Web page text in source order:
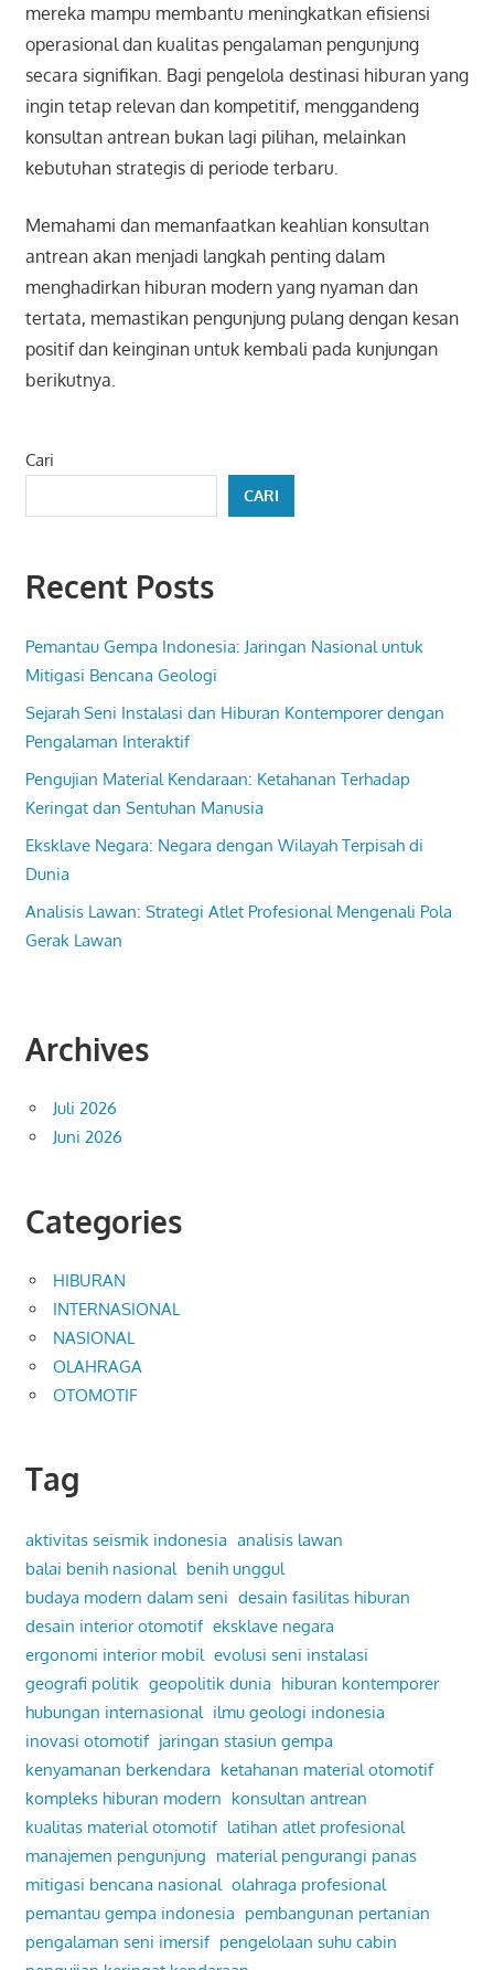
mereka mampu membantu meningkatkan efisiensi
operasional dan kualitas pengalaman pengunjung
secara signifikan. Bagi pengelola destinasi hiburan yang
ingin tetap relevan dan kompetitif, menggandeng
konsultan antrean bukan lagi pilihan, melainkan
kebutuhan strategis di periode terbaru.
Memahami dan memanfaatkan keahlian konsultan
antrean akan menjadi langkah penting dalam
menghadirkan hiburan modern yang nyaman dan
tertata, memastikan pengunjung pulang dengan kesan
positif dan keinginan untuk kembali pada kunjungan
berikutnya.
Cari
CARI
Recent Posts
Pemantau Gempa Indonesia: Jaringan Nasional untuk
Mitigasi Bencana Geologi
Sejarah Seni Instalasi dan Hiburan Kontemporer dengan
Pengalaman Interaktif
Pengujian Material Kendaraan: Ketahanan Terhadap
Keringat dan Sentuhan Manusia
Eksklave Negara: Negara dengan Wilayah Terpisah di
Dunia
Analisis Lawan: Strategi Atlet Profesional Mengenali Pola
Gerak Lawan
Archives
Juli 2026
Juni 2026
Categories
HIBURAN
INTERNASIONAL
NASIONAL
OLAHRAGA
OTOMOTIF
Tag
aktivitas seismik indonesia analisis lawan
balai benih nasional benih unggul
budaya modern dalam seni desain fasilitas hiburan
desain interior otomotif eksklave negara
ergonomi interior mobil evolusi seni instalasi
geografi politik geopolitik dunia hiburan kontemporer
hubungan internasional ilmu geologi indonesia
inovasi otomotif jaringan stasiun gempa
kenyamanan berkendara ketahanan material otomotif
kompleks hiburan modern konsultan antrean
kualitas material otomotif latihan atlet profesional
manajemen pengunjung material pengurangi panas
mitigasi bencana nasional olahraga profesional
pemantau gempa indonesia pembangunan pertanian
pengalaman seni imersif pengelolaan suhu cabin